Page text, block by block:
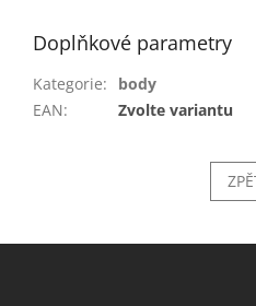
Doplňkové parametry
Kategorie:
body
EAN: Zvolte variantu